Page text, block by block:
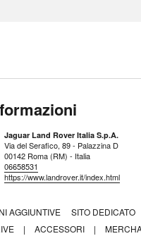
Jaguar Land Rover Italia S.p.A.
Via del Serafico, 89 - Palazzina D
00142 Roma (RM) - Italia
06658531
https://www.landrover.it/index.html
AGGIUNTIVE SITO DEDICATO
| ACCESSORI |